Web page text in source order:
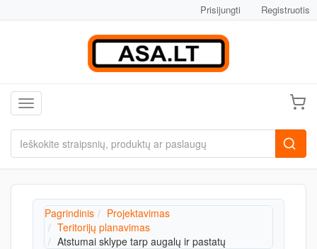
Prisijungti Registruotis
Toggle navigation
Pagrindinis
Projektavimas
Teritorijų planavimas
Atstumai sklype tarp augalų ir pastatų